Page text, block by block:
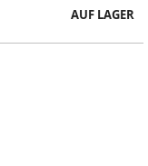
AUF LAGER